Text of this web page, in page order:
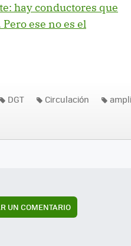
hay conductores que
ese no es el
DGT Circulación
UN COMENTARIO